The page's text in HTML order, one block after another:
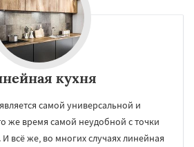
кухня
самой универсальной и
же время самой неудобной с точки
всё же, во многих случаях линейная